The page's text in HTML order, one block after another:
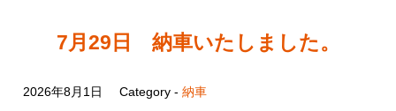
7月29日 納車いたしました。
2026年8月1日 Category - 納車